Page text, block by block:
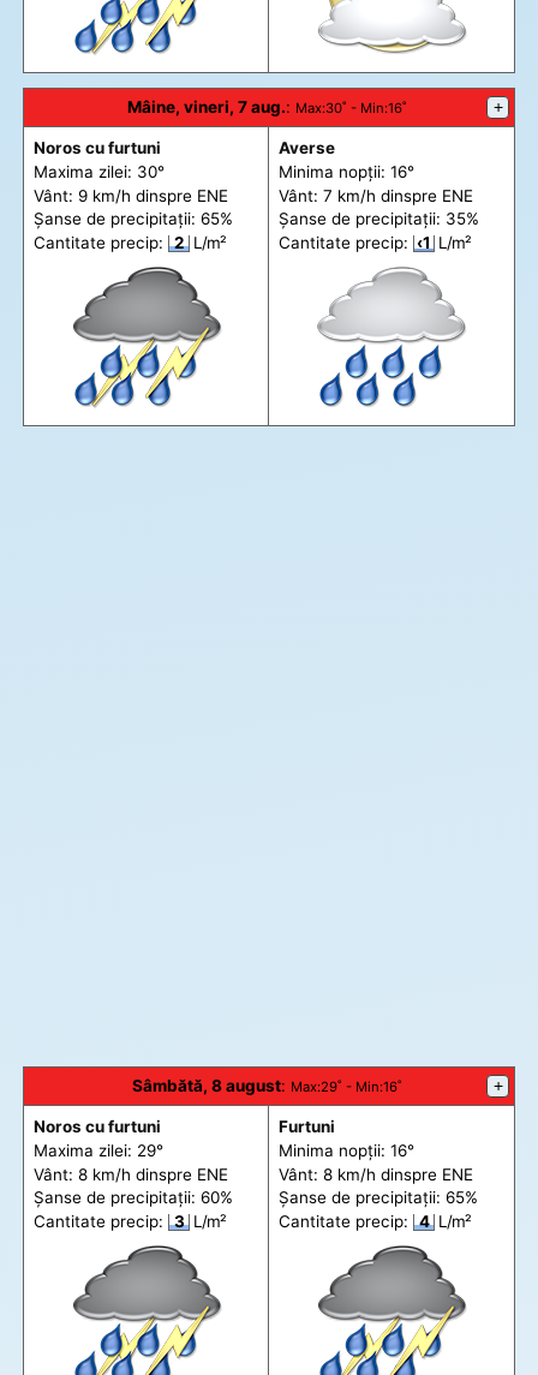
Mâine, vineri, 7 aug.: Max:30˚ - Min:16˚ +
Noros cu furtuni
Maxima zilei: 30°
Vânt: 9 km/h dinspre ENE
Șanse de precipitații: 65%
Cantitate precip:
2 L/m²
Averse
Minima nopții: 16°
Vânt: 7 km/h dinspre ENE
Șanse de precipitații: 35%
Cantitate precip: ‹1 L/m²
Sâmbătă, 8 august: Max:29˚ - Min:16˚ +
Noros cu furtuni
Maxima zilei: 29°
Vânt: 8 km/h dinspre ENE
Șanse de precipitații: 60%
Cantitate precip:
3 L/m²
Furtuni
Minima nopții: 16°
Vânt: 8 km/h dinspre ENE
Șanse de precipitații: 65%
Cantitate precip:
4 L/m²